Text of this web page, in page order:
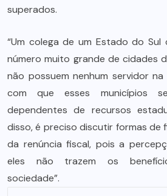
superados.
“Um colega de um Estado do
número muito grande de cidades
não possuem nenhum servidor
com que esses municípios
dependentes de recursos
disso, é preciso discutir formas de
da renúncia fiscal, pois a
eles não trazem os
sociedade”.